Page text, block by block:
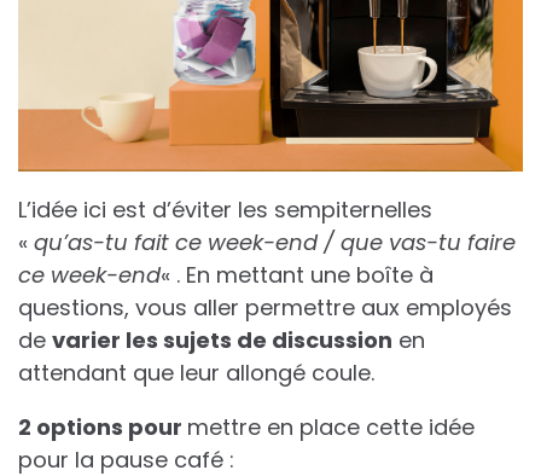
L’idée ici est d’éviter les sempiternelles
« qu’as-tu fait ce week-end / que vas-tu faire
ce week-end« . En mettant une boîte à
questions, vous aller permettre aux employés
de varier les sujets de discussion en
attendant que leur allongé coule.
2 options pour mettre en place cette idée
pour la pause café :